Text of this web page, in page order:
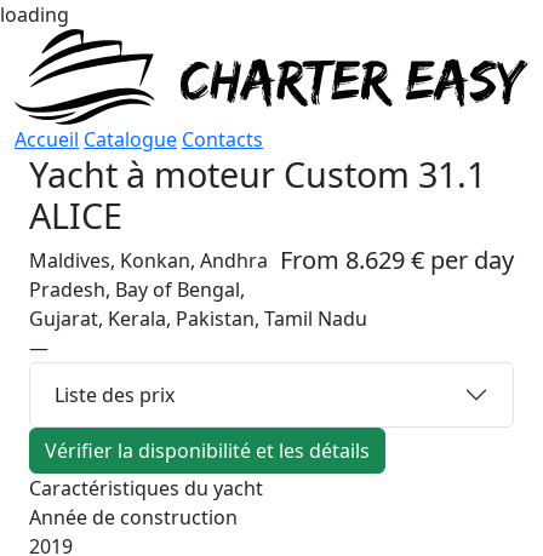
loading
Accueil Catalogue Contacts
Yacht à moteur Custom 31.1
ALICE
From 8.629 € per day
Maldives, Konkan, Andhra
Pradesh, Bay of Bengal,
Gujarat, Kerala, Pakistan, Tamil Nadu
—
Liste des prix
Vérifier la disponibilité et les détails
Caractéristiques du yacht
Année de construction
2019